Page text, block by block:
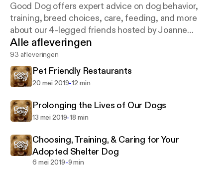
Good Dog offers expert advice on dog behavior,
training, breed choices, care, feeding, and more
about our 4-legged friends hosted by Joanne
Greene.
Alle afleveringen
93 afleveringen
Pet Friendly Restaurants
20 mei 2019-12 min
Prolonging the Lives of Our Dogs
13 mei 2019-18 min
Choosing, Training, & Caring for Your
Adopted Shelter Dog
6 mei 2019-9 min